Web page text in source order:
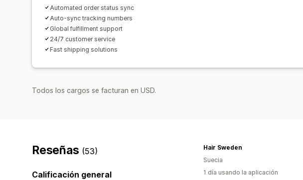
Automated order status sync
Auto-sync tracking numbers
Global fulfillment support
24/7 customer service
Fast shipping solutions
Todos los cargos se facturan en USD.
Reseñas (53)
Calificación general
Hair Sweden
Suecia
1 día usando la aplicación